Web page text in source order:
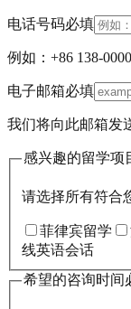
电话号码必填
例如：+86 138-
电子邮箱必填
我们将向此邮箱发
感兴趣的留学项
请选择所有符合
菲律宾留学
线英语会话
希望的咨询时间